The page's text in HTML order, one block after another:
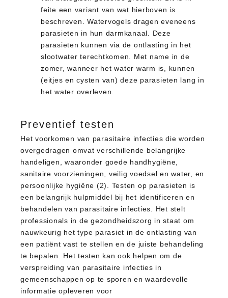
feite een variant van wat hierboven is
beschreven. Watervogels dragen eveneens
parasieten in hun darmkanaal. Deze
parasieten kunnen via de ontlasting in het
slootwater terechtkomen. Met name in de
zomer, wanneer het water warm is, kunnen
(eitjes en cysten van) deze parasieten lang in
het water overleven.
Preventief testen
Het voorkomen van parasitaire infecties die worden
overgedragen omvat verschillende belangrijke
handeligen, waaronder goede handhygiëne,
sanitaire voorzieningen, veilig voedsel en water, en
persoonlijke hygiëne (2). Testen op parasieten is
een belangrijk hulpmiddel bij het identificeren en
behandelen van parasitaire infecties. Het stelt
professionals in de gezondheidszorg in staat om
nauwkeurig het type parasiet in de ontlasting van
een patiënt vast te stellen en de juiste behandeling
te bepalen. Het testen kan ook helpen om de
verspreiding van parasitaire infecties in
gemeenschappen op te sporen en waardevolle
informatie opleveren voor